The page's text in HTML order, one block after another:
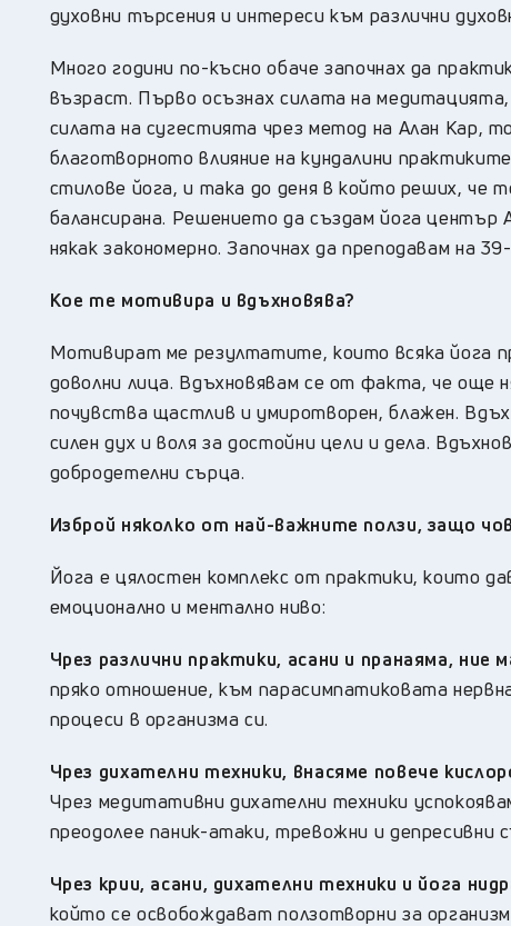
духовни търсения и интереси към различни
Много години по-късно обаче започнах да
възраст. Първо осъзнах силата на
силата на сугестията чрез метод на Алан Кар,
благотворното влияние на кундалини
стилове йога, и така до деня в който реших, че
балансирана. Решението да създам йога център
някак закономерно. Започнах да преподавам на
Кое те мотивира и вдъхновява?
Мотивират ме резултатите, които всяка йога
доволни лица. Вдъхновявам се от факта, че още
почувства щастлив и умиротворен, блажен.
силен дух и воля за достойни цели и дела.
добродетелни сърца.
Изброй няколко от най-важните ползи, защо
Йога е цялостен комплекс от практики, които
емоционално и ментално ниво:
Чрез различни практики, асани и пранаяма, ние
пряко отношение, към парасимпатиковата
процеси в организма си.
Чрез дихателни техники, внасяме повече
Чрез медитативни дихателни техники
преодолее паник-атаки, тревожни и депресивни
Чрез крии, асани, дихателни техники и йога
който се освобождават ползотворни за